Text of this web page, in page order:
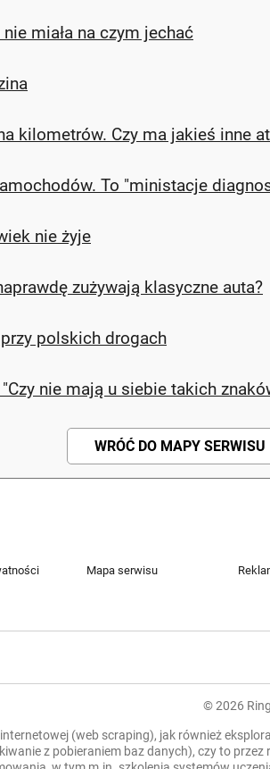
miała na czym jechać
kilometrów. Czy ma jakieś inne
To "ministacje
nie żyje
zużywają klasyczne auta?
polskich drogach
nie mają u siebie takich
WRÓĆ DO MAPY SERWISU
Mapa serwisu
© 2026
(web scraping), jak również
z pobieraniem baz danych), czy to